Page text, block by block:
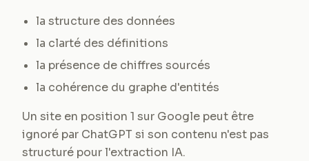
la structure des données
la clarté des définitions
la présence de chiffres sourcés
la cohérence du graphe d'entités
Un site en position 1 sur Google peut être
ignoré par ChatGPT si son contenu n'est pas
structuré pour l'extraction IA.